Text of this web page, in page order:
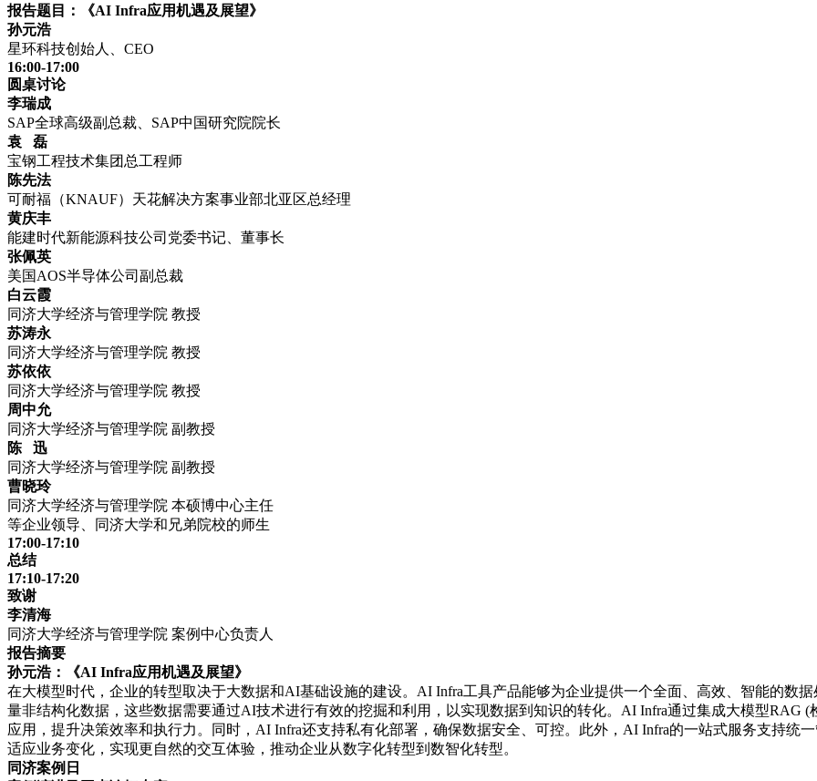
报告题目：《AI Infra应用机遇及展望》
孙元浩
星环科技创始人、CEO
16:00-17:00
圆桌讨论
李瑞成
SAP全球高级副总裁、SAP中国研究院院长
袁 磊
宝钢工程技术集团总工程师
陈先法
可耐福（KNAUF）天花解决方案事业部北亚区总经理
黄庆丰
能建时代新能源科技公司党委书记、董事长
张佩英
美国AOS半导体公司副总裁
白云霞
同济大学经济与管理学院 教授
苏涛永
同济大学经济与管理学院 教授
苏依依
同济大学经济与管理学院 教授
周中允
同济大学经济与管理学院 副教授
陈 迅
同济大学经济与管理学院 副教授
曹晓玲
同济大学经济与管理学院 本硕博中心主任
等企业领导、同济大学和兄弟院校的师生
17:00-17:10
总结
17:10-17:20
致谢
李清海
同济大学经济与管理学院 案例中心负责人
报告摘要
孙元浩：《AI Infra应用机遇及展望》
在大模型时代，企业的转型取决于大数据和AI基础设施的建设。AI Infra工具产品能够为企业提供一个全面、高效、智能的数
量非结构化数据，这些数据需要通过AI技术进行有效的挖掘和利用，以实现数据到知识的转化。AI Infra通过集成大模型RAG
应用，提升决策效率和执行力。同时，AI Infra还支持私有化部署，确保数据安全、可控。此外，AI Infra的一站式服务支持统
适应业务变化，实现更自然的交互体验，推动企业从数字化转型到数智化转型。
同济案例日